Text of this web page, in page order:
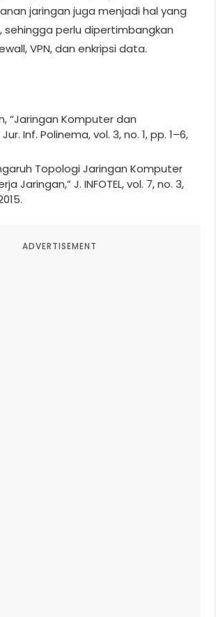
jaringan juga menjadi hal yang
perlu dipertimbangkan
VPN, dan enkripsi data.
“Jaringan Komputer dan
Inf. Polinema, vol. 3, no. 1, pp. 1–6,
Topologi Jaringan Komputer
Jaringan,” J. INFOTEL, vol. 7, no. 3,
ADVERTISEMENT